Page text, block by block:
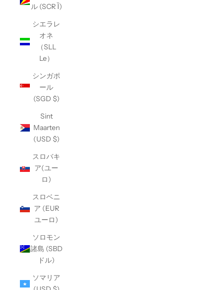
ル (SCR Ȉ)
シエラレ
オネ
（SLL
Le）
シンガポ
ール
(SGD $)
Sint
Maarten
(USD $)
スロバキ
ア(ユー
ロ)
スロベニ
ア (EUR
ユーロ)
ソロモン
諸島 (SBD
ドル)
ソマリア